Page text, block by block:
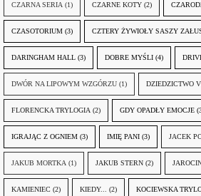
CZARNA SERIA (1) CZARNE KOTY (2)
CZASOTORIUM (3) CZTERY ŻYWIOŁY SASZY
DARINGHAM HALL (3) DOBRE MYŚLI (4)
DWÓR NA LIPOWYM WZGÓRZU (1) DZIEDZICTWO
FLORENCKA TRYLOGIA (2) GDY OPADŁY EMOCJE
IGRAJĄC Z OGNIEM (3) IMIĘ PANI (3) JACEK
JAKUB MORTKA (1) JAKUB STERN (2)
KAMIENIEC (2) KIEDY... (2) KOCIEWSKA